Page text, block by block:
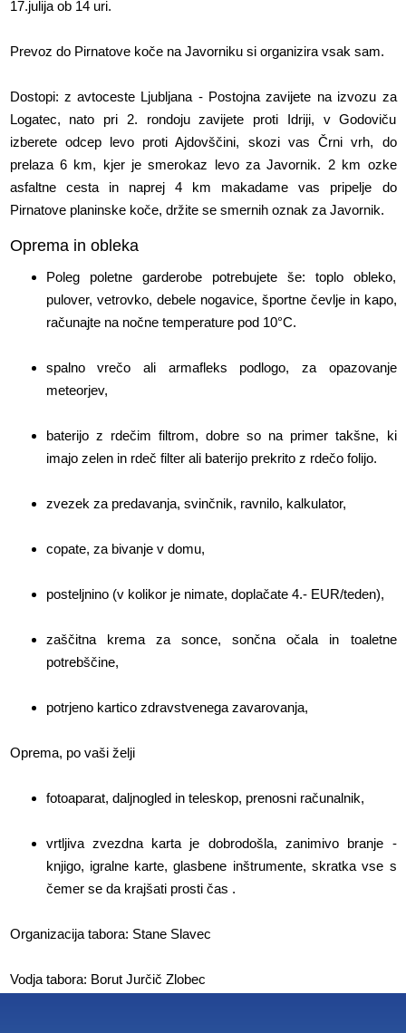
17.julija ob 14 uri.
Prevoz do Pirnatove koče na Javorniku si organizira vsak sam.
Dostopi: z avtoceste Ljubljana - Postojna zavijete na izvozu za
Logatec, nato pri 2. rondoju zavijete proti Idriji, v Godoviču
izberete odcep levo proti Ajdovščini, skozi vas Črni vrh, do
prelaza 6 km, kjer je smerokaz levo za Javornik. 2 km ozke
asfaltne cesta in naprej 4 km makadame vas pripelje do
Pirnatove planinske koče, držite se smernih oznak za Javornik.
Oprema in obleka
Poleg poletne garderobe potrebujete še: toplo obleko,
pulover, vetrovko, debele nogavice, športne čevlje in kapo,
računajte na nočne temperature pod 10°C.
spalno vrečo ali armafleks podlogo, za opazovanje
meteorjev,
baterijo z rdečim filtrom, dobre so na primer takšne, ki
imajo zelen in rdeč filter ali baterijo prekrito z rdečo folijo.
zvezek za predavanja, svinčnik, ravnilo, kalkulator,
copate, za bivanje v domu,
posteljnino (v kolikor je nimate, doplačate 4.- EUR/teden),
zaščitna krema za sonce, sončna očala in toaletne
potrebščine,
potrjeno kartico zdravstvenega zavarovanja,
Oprema, po vaši želji
fotoaparat, daljnogled in teleskop, prenosni računalnik,
vrtljiva zvezdna karta je dobrodošla, zanimivo branje -
knjigo, igralne karte, glasbene inštrumente, skratka vse s
čemer se da krajšati prosti čas .
Organizacija tabora: Stane Slavec
Vodja tabora: Borut Jurčič Zlobec